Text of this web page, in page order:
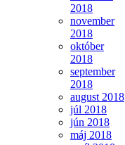
2018
november
2018
október
2018
september
2018
august 2018
júl 2018
jún 2018
máj 2018